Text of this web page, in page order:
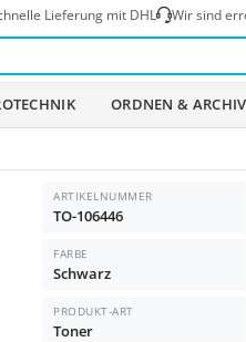
Lieferung mit DHL Wir sind
ORDNEN &
ARTIKELNUMMER
TO-106446
FARBE
Schwarz
PRODUKT-ART
Toner